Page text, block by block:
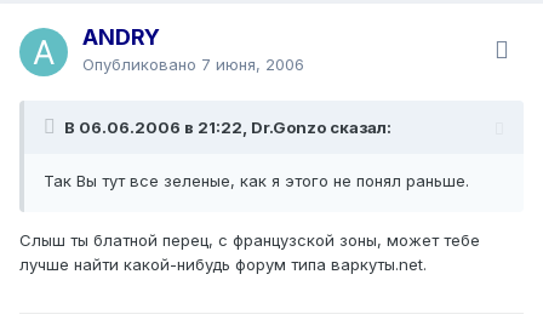
ANDRY
Опубликовано 7 июня, 2006
В 06.06.2006 в 21:22, Dr.Gonzo сказал:
Так Вы тут все зеленые, как я этого не понял раньше.
Слыш ты блатной перец, с французской зоны, может тебе
лучше найти какой-нибудь форум типа варкуты.net.